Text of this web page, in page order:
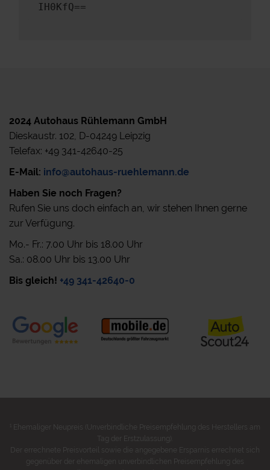
IH0KfQ==
2024 Autohaus Rühlemann GmbH
Dieskaustr. 102, D-04249 Leipzig
Telefax: +49 341-42640-25
E-Mail: info@autohaus-ruehlemann.de
Haben Sie noch Fragen?
Rufen Sie uns doch einfach an, wir stehen Ihnen gerne
zur Verfügung.
Mo.- Fr.: 7.00 Uhr bis 18.00 Uhr
Sa.: 08.00 Uhr bis 13.00 Uhr
Bis gleich! +49 341-42640-0
Ehemaliger Neupreis (Unverbindliche Preisempfehlung des Herstellers am
Tag der Erstzulassung).
Der errechnete Preisvorteil sowie die angegebene Ersparnis errechnet sich
gegenüber der ehemaligen unverbindlichen Preisempfehlung des